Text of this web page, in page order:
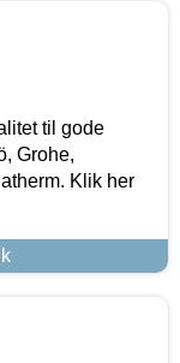
til gode
Grohe,
Klik her